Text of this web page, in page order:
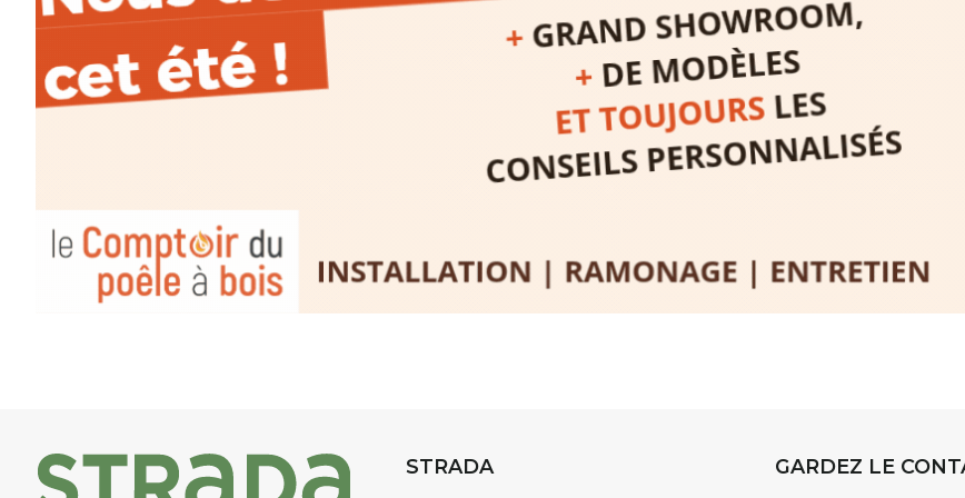
d’aquarelle en extérieur, accessible
, dans un cadre naturel
inspirant
, à seulement30
minutes du Puy-en-Velay
aquarelle, encre, ou contenu hybride.
Le programme :
8h : rendez-vous au point de départ
Et si le temps se gâte : un atelier abrité
permettra de continuer à créer.
STRADA GARDEZ LE